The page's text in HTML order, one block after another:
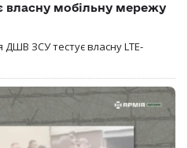
власну мобільну мережу
ЗСУ тестує власну LTE-